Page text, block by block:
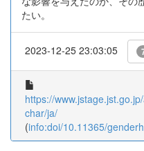
たい。
2023-12-25 23:03:05
https://
char/ja/
(info:doi/10.11365/